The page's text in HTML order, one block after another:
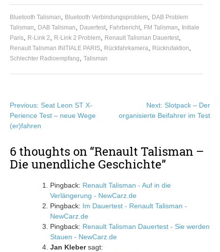
Bluetooth Talisman, Bluetooth Verbindungsproblem, DAB Problem
Talisman, DAB Talisman, Dauertest, Fahrbericht, FM Talisman,
Initiale
Paris, R-Link 2, R-Link 2 Problem, Renault Talisman Dauertest,
Renault Talisman INITIALE PARIS, Rückfahrkamera, Rückrufaktion,
Schlechter Radioempfang, Talisman
Beitragsnavigation
Previous: Seat Leon ST X-
Perience Test – neue Wege
(er)fahren
Next: Slotpack – Der
organisierte Beifahrer im Test
6 thoughts on “Renault Talisman –
Die unendliche Geschichte”
Pingback: Renault Talisman - Auf in die
Verlängerung - NewCarz.de
Pingback: Im Dauertest - Renault Talisman -
NewCarz.de
Pingback: Renault Talisman Dauertest - Sie werden
Stauen - NewCarz.de
Jan Kleber sagt: